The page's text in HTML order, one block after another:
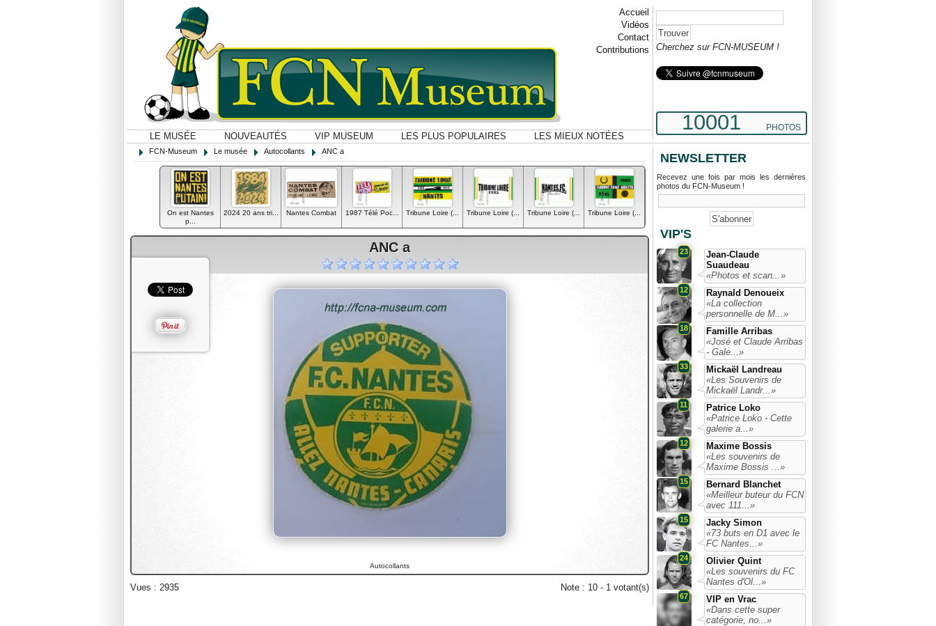
Accueil
Vidéos
Contact
Contributions
LE MUSÉE NOUVEAUTÉS VIP MUSEUM LES PLUS POPULAIRES LES MIEUX NOTÉES
Cherchez sur FCN-MUSEUM !
10001 PHOTOS
FCN-Museum Le musée Autocollants ANC a
On est Nantes
p...
2024 20 ans tri... Nantes Combat 1987 Télé Poc... Tribune Loire (... Tribune Loire (... Tribune Loire (... Tribune Loire (...
ANC a
Autocollants
Vues : 2935 Note : 10 - 1 votant(s)
NEWSLETTER
Recevez une fois par mois les dernières
photos du FCN-Museum !
VIP'S
23
Jean-Claude
Suaudeau
«Photos et scan...»
12
Raynald Denoueix
«La collection
personnelle de M...»
18
Famille Arribas
«José et Claude Arribas
- Gale...»
33
Mickaël Landreau
«Les Souvenirs de
Mickaël Landr...»
11
Patrice Loko
«Patrice Loko - Cette
galerie a...»
12
Maxime Bossis
«Les souvenirs de
Maxime Bossis ...»
15
Bernard Blanchet
«Meilleur buteur du FCN
avec 111...»
15
Jacky Simon
«73 buts en D1 avec le
FC Nantes...»
24
Olivier Quint
«Les souvenirs du FC
Nantes d'Ol...»
67
VIP en Vrac
«Dans cette super
catégorie, no...»